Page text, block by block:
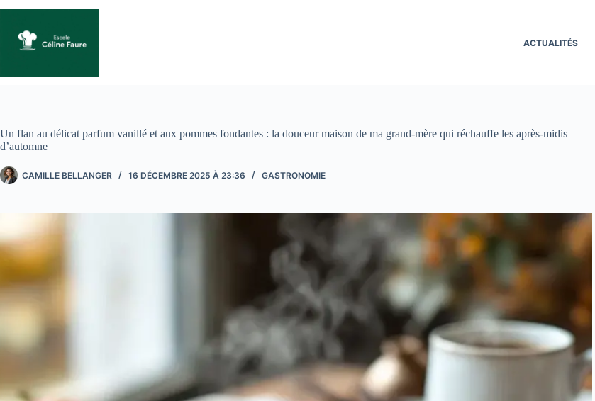
contenu
ACTUALITÉS
Un flan au délicat parfum vanillé et aux pommes fondantes : la douceur maison de ma grand-mère qui réchauffe les après-midis
d’automne
CAMILLE BELLANGER 16 DÉCEMBRE 2025 À 23:36 GASTRONOMIE